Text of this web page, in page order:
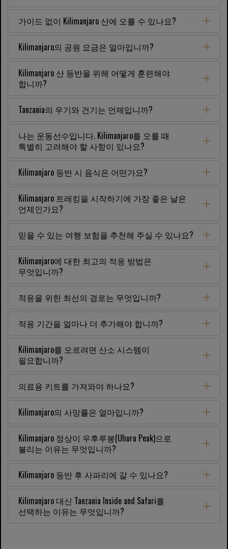
가이드 없이 Kilimanjaro 산에 오를 수 있나요?
Kilimanjaro의 공원 요금은 얼마입니까?
Kilimanjaro 산 등반을 위해 어떻게 훈련해야
합니까?
Tanzania의 우기와 건기는 언제입니까?
나는 운동선수입니다. Kilimanjaro를 오를 때
특별히 고려해야 할 사항이 있나요?
Kilimanjaro 등반 시 음식은 어떤가요?
Kilimanjaro 트레킹을 시작하기에 가장 좋은 날은
언제인가요?
믿을 수 있는 여행 보험을 추천해 주실 수 있나요?
Kilimanjaro에 대한 최고의 적응 방법은
무엇입니까?
적응을 위한 최선의 경로는 무엇입니까?
적응 기간을 얼마나 더 추가해야 합니까?
Kilimanjaro를 오르려면 산소 시스템이
필요합니까?
의료용 키트를 가져와야 하나요?
Kilimanjaro의 사망률은 얼마입니까?
Kilimanjaro 정상이 우후루봉(Uhuru Peak)으로
불리는 이유는 무엇입니까?
Kilimanjaro 등반 후 사파리에 갈 수 있나요?
Kilimanjaro 대신 Tanzania Inside and Safari를
선택하는 이유는 무엇입니까?